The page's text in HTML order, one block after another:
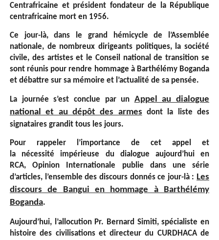
Centrafricaine et président fondateur de la République
centrafricaine mort en 1956.
Ce jour-là, dans le grand hémicycle de l’Assemblée
nationale, de nombreux dirigeants politiques, la société
civile, des artistes et le Conseil national de transition se
sont réunis pour rendre hommage à Barthélémy Boganda
et débattre sur sa mémoire et l’actualité de sa pensée.
La journée s’est conclue par un Appel au dialogue
national et au dépôt des armes dont la liste des
signataires grandit tous les jours.
Pour rappeler l’importance de cet appel et
la nécessité impérieuse du dialogue aujourd’hui en
RCA, Opinion Internationale publie dans une série
d’articles, l’ensemble des discours donnés ce jour-là: Les
discours de Bangui en hommage à Barthélémy
Boganda.
Aujourd’hui, l’allocution Pr. Bernard Simiti, spécialiste en
histoire des civilisations et directeur du CURDHACA de